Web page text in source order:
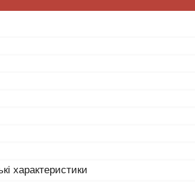
характеристики